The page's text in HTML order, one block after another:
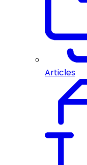
Articles